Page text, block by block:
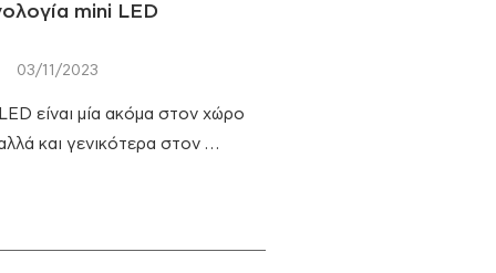
mini LED
03/11/2023
είναι μία ακόμα στον χώρο
και γενικότερα στον …